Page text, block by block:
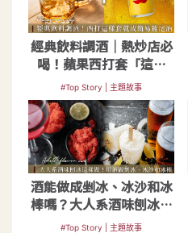
經典飲料調酒｜熱炒店必
喝！蘋果西打套「這幾
樣」就成簡易雞尾酒
#Top Story | 主題故事
酒能做成剉冰、冰沙和冰
棒嗎？大人系酒味刨冰這
樣做
#Top Story | 主題故事